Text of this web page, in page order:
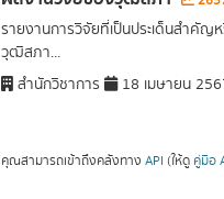
รายงานการวิจัยที่เป็นประเด็นสำคั
วุฒิสภา...
สำนักวิชาการ
18 เมษายน
คุณสามารถเข้าถึงคลังทาง API (ให้ดู คู่มือ